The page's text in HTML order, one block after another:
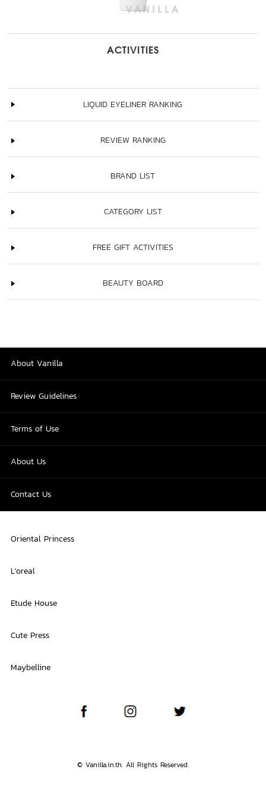
ACTIVITIES
LIQUID EYELINER RANKING
REVIEW RANKING
BRAND LIST
CATEGORY LIST
FREE GIFT ACTIVITIES
BEAUTY BOARD
About Vanilla
Review Guidelines
Terms of Use
About Us
Contact Us
Oriental Princess
L'oreal
Etude House
Cute Press
Maybelline
© Vanilla.in.th. All Rights Reserved.